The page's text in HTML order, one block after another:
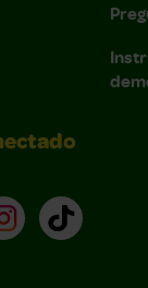
inglés)
(en inglés)
Instagram (en
TikTok